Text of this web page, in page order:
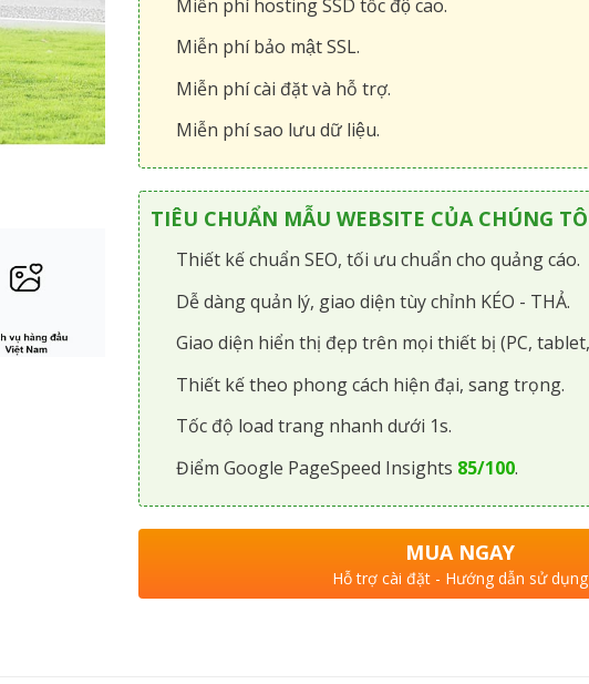
Miễn phí hosting SSD tốc độ cao.
Miễn phí bảo mật SSL.
Miễn phí cài đặt và hỗ trợ.
Miễn phí sao lưu dữ liệu.
TIÊU CHUẨN MẪU WEBSITE CỦA CHÚNG
Thiết kế chuẩn SEO, tối ưu chuẩn cho quảng cáo.
Dễ dàng quản lý, giao diện tùy chỉnh KÉO - THẢ.
Giao diện hiển thị đẹp trên mọi thiết bị (PC,
Thiết kế theo phong cách hiện đại, sang trọng.
Tốc độ load trang nhanh dưới 1s.
Điểm Google PageSpeed Insights 85/100.
MUA NGAY
Hỗ trợ cài đặt - Hướng dẫn sử dụng